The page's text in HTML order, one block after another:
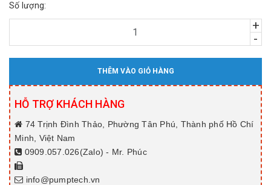
Số lượng:
+
-
THÊM VÀO GIỎ HÀNG
HỖ TRỢ KHÁCH HÀNG
74 Trịnh Đình Thảo, Phường Tân Phú, Thành phố Hồ Chí
Minh, Việt Nam
0909.057.026(Zalo) - Mr. Phúc
info@pumptech.vn